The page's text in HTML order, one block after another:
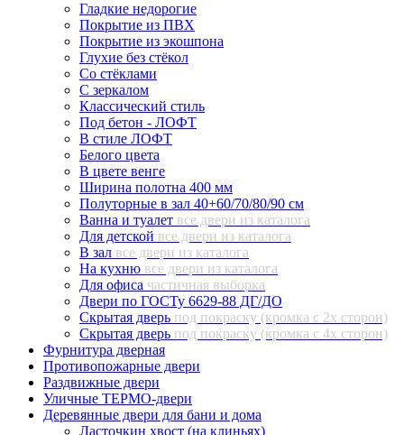
Гладкие недорогие
Покрытие из ПВХ
Покрытие из экошпона
Глухие без стёкол
Со стёклами
С зеркалом
Классический стиль
Под бетон - ЛОФТ
В стиле ЛОФТ
Белого цвета
В цвете венге
Ширина полотна 400 мм
Полуторные в зал 40+60/70/80/90 см
Ванна и туалет все двери из каталога
Для детской все двери из каталога
В зал все двери из каталога
На кухню все двери из каталога
Для офиса частичная выборка
Двери по ГОСТу 6629-88 ДГ/ДО
Скрытая дверь под покраску (кромка с 2х сторон)
Скрытая дверь под покраску (кромка с 4х сторон)
Фурнитура дверная
Противопожарные двери
Раздвижные двери
Уличные ТЕРМО-двери
Деревянные двери для бани и дома
Ласточкин хвост (на клиньях)